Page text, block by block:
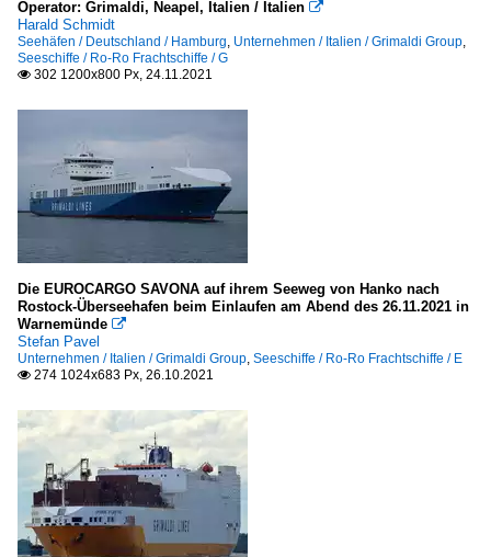
Operator: Grimaldi, Neapel, Italien / Italien 
Harald Schmidt
Seehäfen / Deutschland / Hamburg, Unternehmen / Italien / Grimaldi Group,
Seeschiffe / Ro-Ro Frachtschiffe / G
 302 1200x800 Px, 24.11.2021
Die EUROCARGO SAVONA auf ihrem Seeweg von Hanko nach
Rostock-Überseehafen beim Einlaufen am Abend des 26.11.2021 in
Warnemünde 
Stefan Pavel
Unternehmen / Italien / Grimaldi Group, Seeschiffe / Ro-Ro Frachtschiffe / E
 274 1024x683 Px, 26.10.2021